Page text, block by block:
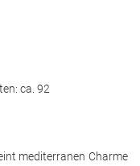
ca. 92
mediterranen Charme